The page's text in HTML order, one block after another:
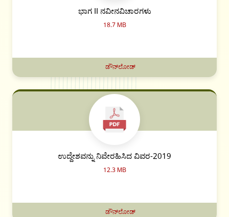
ಭಾಗ II ನವೀನವಿಚಾರಗಳು
18.7 MB
ಡೌನ್‌ಲೋಡ್
ಉದ್ದೇಶವನ್ನು ನಿವೇರಹಿಸಿದ ವಿವರ-2019
12.3 MB
ಡೌನ್‌ಲೋಡ್